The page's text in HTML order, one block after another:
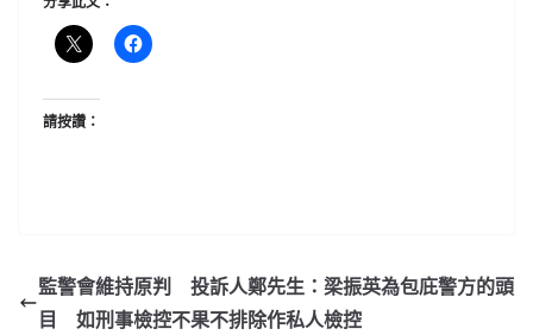
請按讚：
監警會維持原判 投訴人鄭先生：梁振英為包庇警方的頭
目 如刑事檢控不果不排除作私人檢控